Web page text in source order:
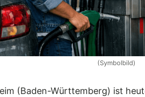
(Symbolbild)
(Baden-Württemberg) ist